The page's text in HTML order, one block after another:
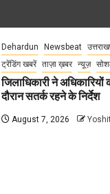
Dehardun Newsbeat
ट्रेंडिंग खबरें ताज़ा ख़बर न्यूज़
जिलाधिकारी ने
दौरान सतर्क रहने के निर्देश
August 7, 2026